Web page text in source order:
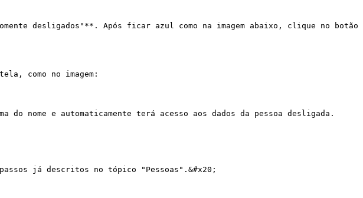
desligados"**. Após ficar azul como na imagem abaixo, clique no botão
como no imagem:
nome e automaticamente terá acesso aos dados da pessoa desligada.
já descritos no tópico "Pessoas".&#x20;